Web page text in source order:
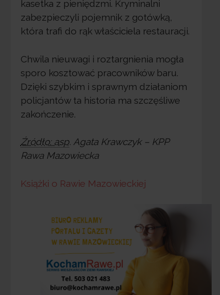
kasetka z pieniędzmi. Kryminalni
zabezpieczyli pojemnik z gotówką,
która trafi do rąk właściciela restauracji.
Chwila nieuwagi i roztargnienia mogła
sporo kosztować pracowników baru.
Dzięki szybkim i sprawnym działaniom
policjantów ta historia ma szczęśliwe
zakończenie.
Źródło: asp. Agata Krawczyk – KPP
Rawa Mazowiecka
Książki o Rawie Mazowieckiej